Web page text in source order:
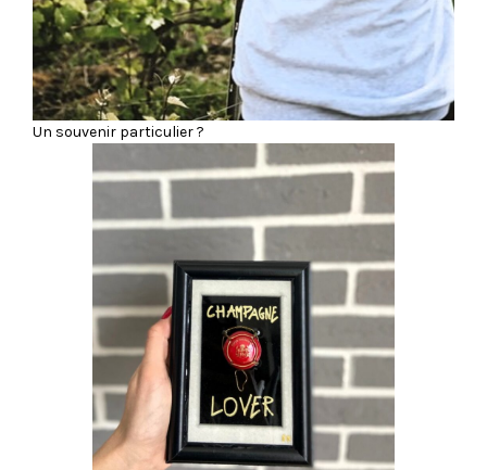
Un souvenir particulier ?